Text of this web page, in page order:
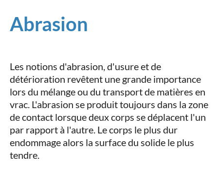
Abrasion
Les notions d'abrasion, d'usure et de
détérioration revêtent une grande importance
lors du mélange ou du transport de matières en
vrac. L'abrasion se produit toujours dans la zone
de contact lorsque deux corps se déplacent l'un
par rapport à l'autre. Le corps le plus dur
endommage alors la surface du solide le plus
tendre.